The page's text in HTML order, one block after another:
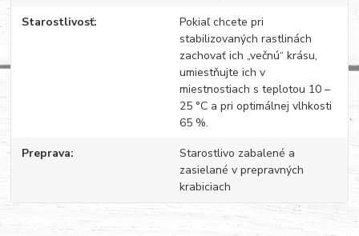
Starostlivosť
Pokiaľ chcete pri
stabilizovaných rastlinách
zachovať ich „večnú“ krásu,
umiestňujte ich v
miestnostiach s teplotou 10 –
25 °C a pri optimálnej vlhkosti
65 %.
Preprava
Starostlivo zabalené a
zasielané v prepravných
krabiciach